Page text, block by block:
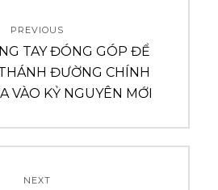
PREVIOUS
TAY ĐÓNG GÓP ĐỂ
ĐƯỜNG CHÍNH
VÀO KỶ NGUYÊN MỚI
NEXT